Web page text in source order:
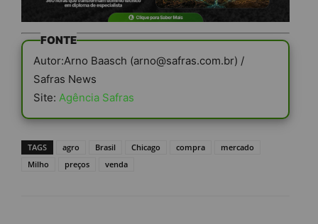
FONTE
Autor:Arno Baasch (arno@safras.com.br) /
Safras News
Site: Agência Safras
TAGS agro Brasil Chicago compra
mercado
Milho
preços venda